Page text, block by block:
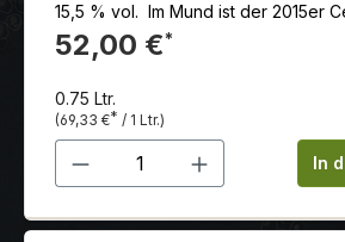
15,5 % vol. Im Mund ist der 2015er
Amarone Riserva samtig und weich,
dominierenden Noten von Kirschen,
52,00 €*
0.75 Ltr.
(69,33 €* / 1 Ltr.)
Produkt Anzahl: GibIn